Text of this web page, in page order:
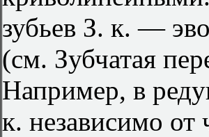
зубьев З. к. —
(см. Зубчатая
Например, в
к. независимо от